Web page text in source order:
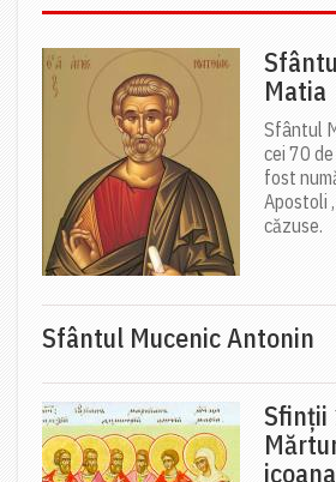
Matia
Sfântul
cei 70
fost
Apostoli
căzuse.
Sfântul Mucenic Antonin
Sfinții